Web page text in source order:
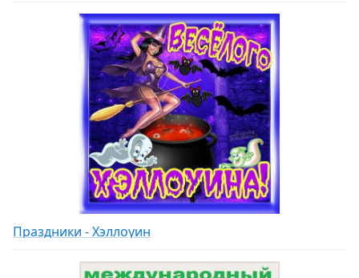
Праздники - Хэллоуин